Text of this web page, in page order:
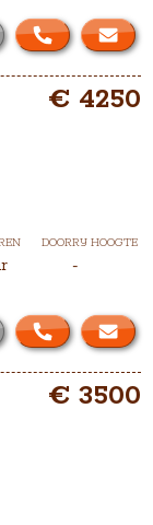
is DXT-
DOORRIJ HOOGTE
-
€ 4250
is
€ 3500